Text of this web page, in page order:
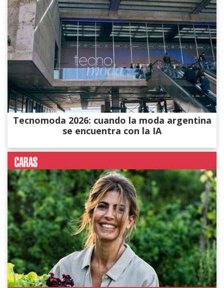
Tecnomoda 2026: cuando la moda argentina
se encuentra con la IA